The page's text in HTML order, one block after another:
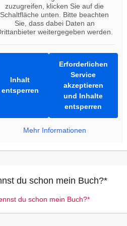
zuzugreifen, klicken Sie auf die
Schaltfläche unten. Bitte beachten
Sie, dass dabei Daten an
weitergegeben werden.
Inhalt
entsperren
Erforderlichen
Service
akzeptieren
und Inhalte
entsperren
Mehr Informationen
du schon mein Buch?*